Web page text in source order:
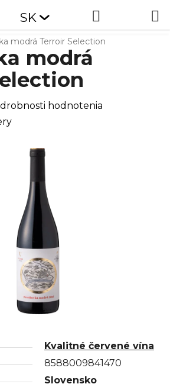
SK
modrá Terroir Selection
Kvalitné červené vína
8588009841470
Slovensko
modrá
hodnotenia